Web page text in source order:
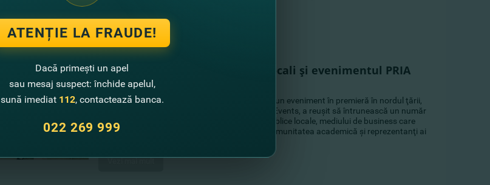
FinComBank susţine fermierii locali şi evenimentul PRIA
AGRICULTURE CONFERENCE
Conferinţa PRIA AGRICULTURE CONFERENCE, un eveniment în premieră în nordul ţării,
organizat de partenerii noştri din România PriaEvents, a reuşit să întrunească un număr
mare de participanţi, printre care autorităţile publice locale, mediului de business care
activează în agricultură şi în domenii conexe, comunitatea academică şi reprezentanţi ai
ATENȚIE LA FRAUDE!
Dacă primești un apel
sau mesaj suspect: închide apelul,
sună imediat 112, contactează banca.
022 269 999